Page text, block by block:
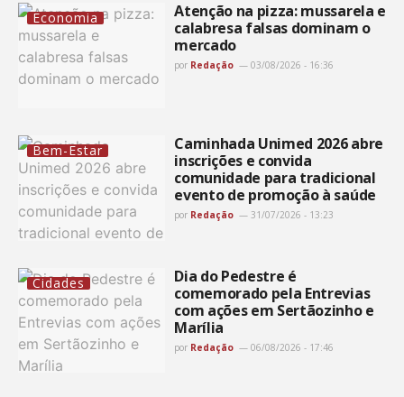
Economia
Atenção na pizza: mussarela e
calabresa falsas dominam o
mercado
por Redação 03/08/2026 - 16:36
Bem-Estar
Caminhada Unimed 2026 abre
inscrições e convida
comunidade para tradicional
evento de promoção à saúde
por Redação 31/07/2026 - 13:23
Cidades
Dia do Pedestre é
comemorado pela Entrevias
com ações em Sertãozinho e
Marília
por Redação 06/08/2026 - 17:46